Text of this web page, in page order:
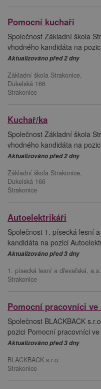
Pomocní kuchaři
Společnost Základní škola
vhodného kandidáta na
Aktualizováno před 2 dny
Základní škola Strakonice,
Dukelská 166
Strakonice
Kuchař/ka
Společnost Základní škola
vhodného kandidáta na
Aktualizováno před 2 dny
Základní škola Strakonice,
Dukelská 166
Strakonice
Autoelektrikáři
Společnost 1. písecká lesní
kandidáta na pozici
Aktualizováno před 3 dny
1. písecká lesní a dřevařská, a.s.
Strakonice
Pomocní pracovníci
Společnost BLACKBACK
pozici Pomocní pracovníci
Aktualizováno před 3 dny
BLACKBACK s.r.o.
Strakonice